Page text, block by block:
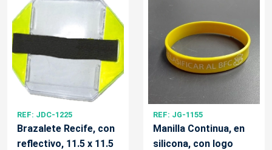
REF: JDC-1225
Brazalete Recife, con
reflectivo, 11.5 x 11.5
REF: JG-1155
Manilla Continua, en
silicona, con logo